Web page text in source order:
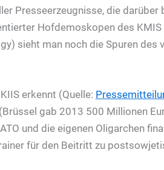
Presseerzeugnisse, die darüber
Hofdemoskopen des KMIS
sieht man noch die Spuren des
erkennt (Quelle:
gab 2013 500 Millionen
und die eigenen Oligarchen
für den Beitritt zu